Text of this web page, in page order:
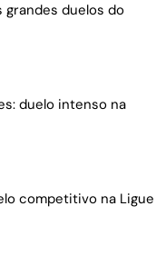
grandes duelos do
duelo intenso na
competitivo na Ligue